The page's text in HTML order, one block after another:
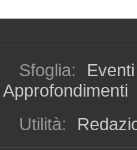
Sfoglia: Eventi
Approfondimenti
Utilità: